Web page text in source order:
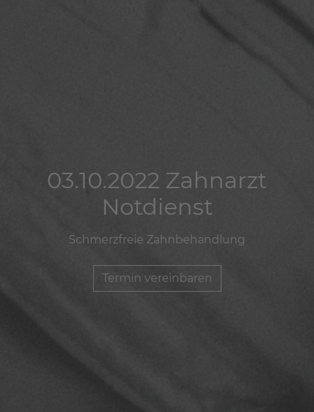
03.10.2022 Zahnarzt
Notdienst
Schmerzfreie Zahnbehandlung
Termin vereinbaren
03.10.2022 Zahnarzt
Notdienst
Schmerzfreie Zahnbehandlung
Termin vereinbaren
03.10.2022 Zahnarzt
Notdienst
Schmerzfreie Zahnbehandlung
Termin vereinbaren